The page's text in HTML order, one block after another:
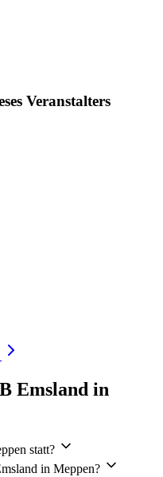
Veranstalters
Emsland in
statt?
in Meppen?